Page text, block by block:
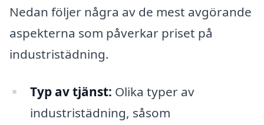
Nedan följer några av de mest avgörande
aspekterna som påverkar priset på
industristädning.
Typ av tjänst: Olika typer av
industristädning, såsom